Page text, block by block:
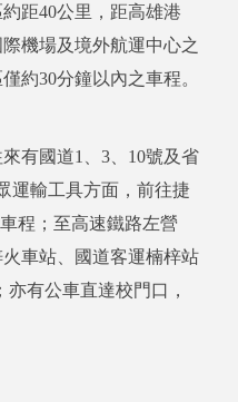
距40公里，距高雄港
機場及境外航運中心之
約30分鐘以內之車程。
有國道1、3、10號及省
運輸工具方面，前往捷
程；至高速鐵路左營
車站、國道客運楠梓站
亦有公車直達校門口，